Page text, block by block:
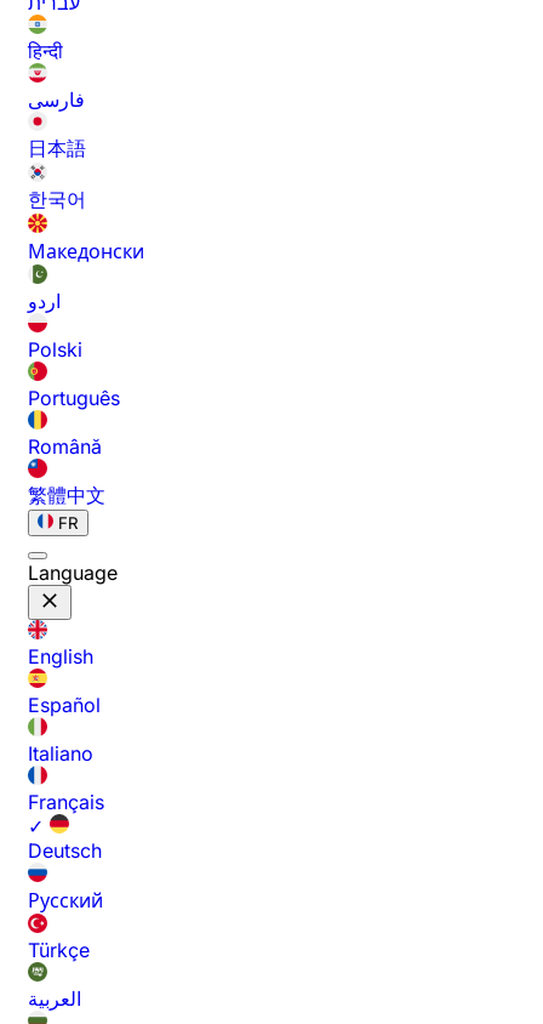
हिन्दी
فارسی
日本語
한국어
Македонски
اردو
Polski
Português
Română
繁體中文
FR
Language
English
Español
Italiano
Français
✓
Deutsch
Русский
Türkçe
العربية